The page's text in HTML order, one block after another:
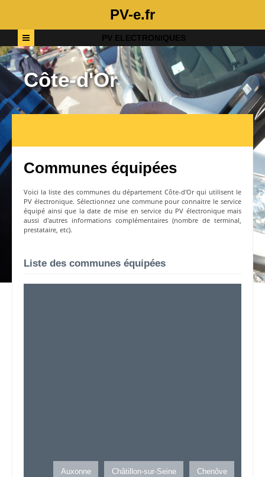
PV-e.fr
PV ELECTRONIQUES
Côte-d'Or
Communes équipées
Voici la liste des communes du départementCôte-d'Orqui utilisent le
PV électronique. Sélectionnez une commune pour connaitre le service
équipé ainsi que la date de mise en service du PV électronique mais
aussi d'autres informations complémentaires (nombre de terminal,
prestataire, etc).
Liste des communes équipées
Auxonne Châtillon-sur-Seine Chenôve